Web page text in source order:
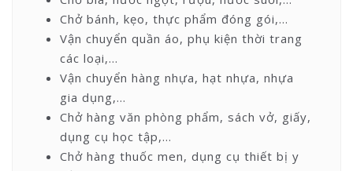
Chở bánh, kẹo, thực phẩm đóng gói,…
Vận chuyển quần áo, phụ kiện thời trang
các loại,…
Vận chuyển hàng nhựa, hạt nhựa, nhựa
gia dụng,…
Chở hàng văn phòng phẩm, sách vở, giấy,
dụng cụ học tập,…
Chở hàng thuốc men, dụng cụ thiết bị y